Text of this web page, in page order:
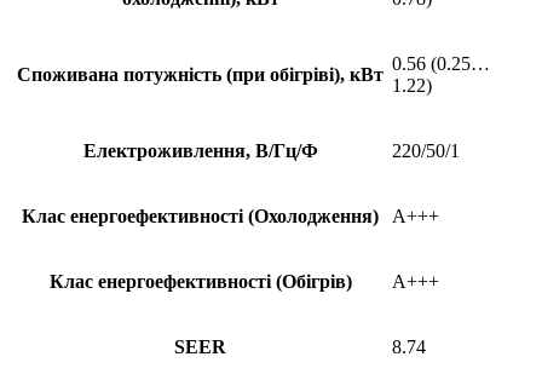
Споживана потужність (при обігріві), кВт
0.56 (0.25…
1.22)
Електроживлення, В/Гц/Ф 220/50/1
Клас енергоефективності (Охолодження) A+++
Клас енергоефективності (Обігрів) A+++
SEER 8.74